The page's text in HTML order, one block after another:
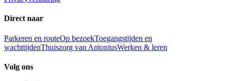
Direct naar
Parkeren en routeOp bezoekToegangstijden en
wachttijdenThuiszorg van AntoniusWerken & leren
Volg ons